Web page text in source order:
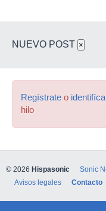
NUEVO POST ×
Regístrate o
hilo
© 2026 Hispasonic Sonic
Avisos legales
Contacto